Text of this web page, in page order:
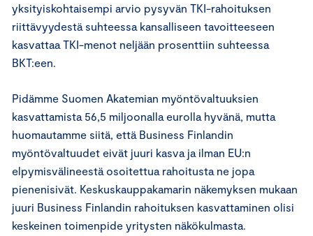
yksityiskohtaisempi arvio pysyvän TKI-rahoituksen
riittävyydestä suhteessa kansalliseen tavoitteeseen
kasvattaa TKI-menot neljään prosenttiin suhteessa
BKT:een.
Pidämme Suomen Akatemian myöntövaltuuksien
kasvattamista 56,5 miljoonalla eurolla hyvänä, mutta
huomautamme siitä, että Business Finlandin
myöntövaltuudet eivät juuri kasva ja ilman EU:n
elpymisvälineestä osoitettua rahoitusta ne jopa
pienenisivät. Keskuskauppakamarin näkemyksen mukaan
juuri Business Finlandin rahoituksen kasvattaminen olisi
keskeinen toimenpide yritysten näkökulmasta.